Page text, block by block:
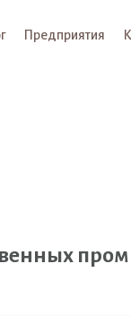
Предприятия